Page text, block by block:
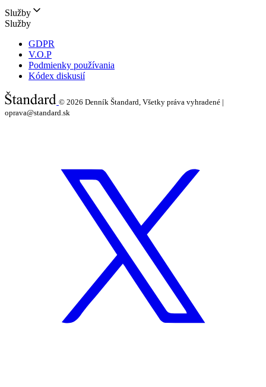
Služby
Služby
GDPR
V.O.P
Podmienky používania
Kódex diskusií
© 2026 Denník Štandard, Všetky práva vyhradené |
oprava@standard.sk